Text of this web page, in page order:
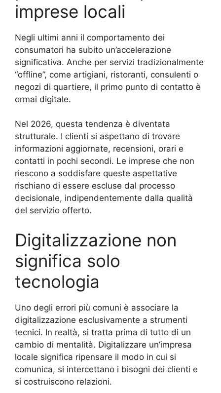
imprese locali
Negli ultimi anni il comportamento dei
consumatori ha subito un’accelerazione
significativa. Anche per servizi tradizionalmente
“offline”, come artigiani, ristoranti, consulenti o
negozi di quartiere, il primo punto di contatto è
ormai digitale.
Nel 2026, questa tendenza è diventata
strutturale. I clienti si aspettano di trovare
informazioni aggiornate, recensioni, orari e
contatti in pochi secondi. Le imprese che non
riescono a soddisfare queste aspettative
rischiano di essere escluse dal processo
decisionale, indipendentemente dalla qualità
del servizio offerto.
Digitalizzazione non
significa solo
tecnologia
Uno degli errori più comuni è associare la
digitalizzazione esclusivamente a strumenti
tecnici. In realtà, si tratta prima di tutto di un
cambio di mentalità. Digitalizzare un’impresa
locale significa ripensare il modo in cui si
comunica, si intercettano i bisogni dei clienti e
si costruiscono relazioni.